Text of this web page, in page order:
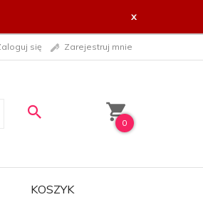
x
się Zarejestruj mnie
0
KOSZYK